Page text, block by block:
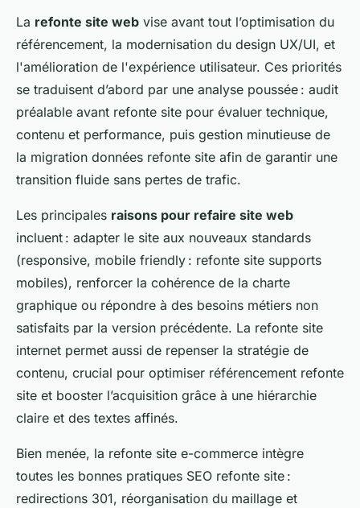
La refonte site web vise avant tout l’optimisation du
référencement, la modernisation du design UX/UI, et
l'amélioration de l'expérience utilisateur. Ces priorités
se traduisent d’abord par une analyse poussée : audit
préalable avant refonte site pour évaluer technique,
contenu et performance, puis gestion minutieuse de
la migration données refonte site afin de garantir une
transition fluide sans pertes de trafic.
Les principales raisons pour refaire site web
incluent : adapter le site aux nouveaux standards
(responsive, mobile friendly : refonte site supports
mobiles), renforcer la cohérence de la charte
graphique ou répondre à des besoins métiers non
satisfaits par la version précédente. La refonte site
internet permet aussi de repenser la stratégie de
contenu, crucial pour optimiser référencement refonte
site et booster l’acquisition grâce à une hiérarchie
claire et des textes affinés.
Bien menée, la refonte site e-commerce intègre
toutes les bonnes pratiques SEO refonte site :
redirections 301, réorganisation du maillage et